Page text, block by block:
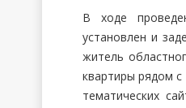
В ходе
установлен и
житель
квартиры рядом
тематических